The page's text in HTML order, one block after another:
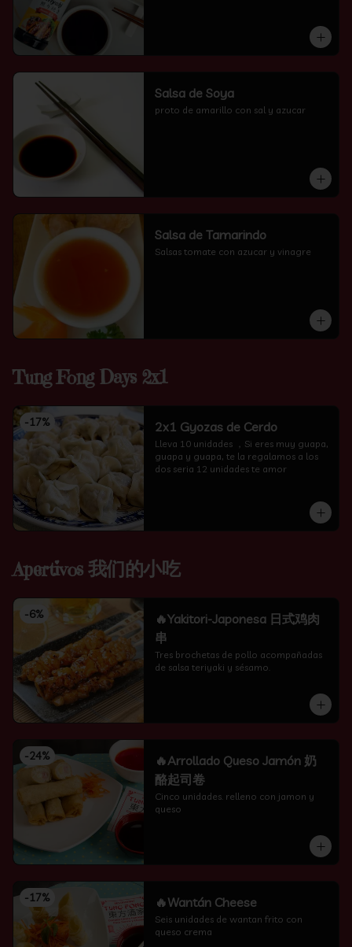
Salsa de Soya
proto de amarillo con sal y azucar
Salsa de Tamarindo
Salsas tomate con azucar y vinagre
Tung Fong Days 2x1
-17% 2x1 Gyozas de Cerdo
Lleva 10 unidades ，Si eres muy guapa,
guapa y guapa, te la regalamos a los
dos seria 12 unidades te amor
Apertivos 我们的小吃
-6%
🔥Yakitori-Japonesa 日式鸡肉
串
Tres brochetas de pollo acompañadas
de salsa teriyaki y sésamo.
-24%
🔥Arrollado Queso Jamón 奶
酪起司卷
Cinco unidades. relleno con jamon y
queso
-17% 🔥Wantán Cheese
Seis unidades de wantan frito con
queso crema